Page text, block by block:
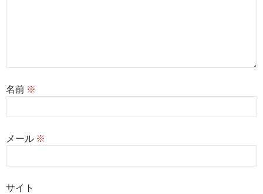
名前 ※
メール ※
サイト